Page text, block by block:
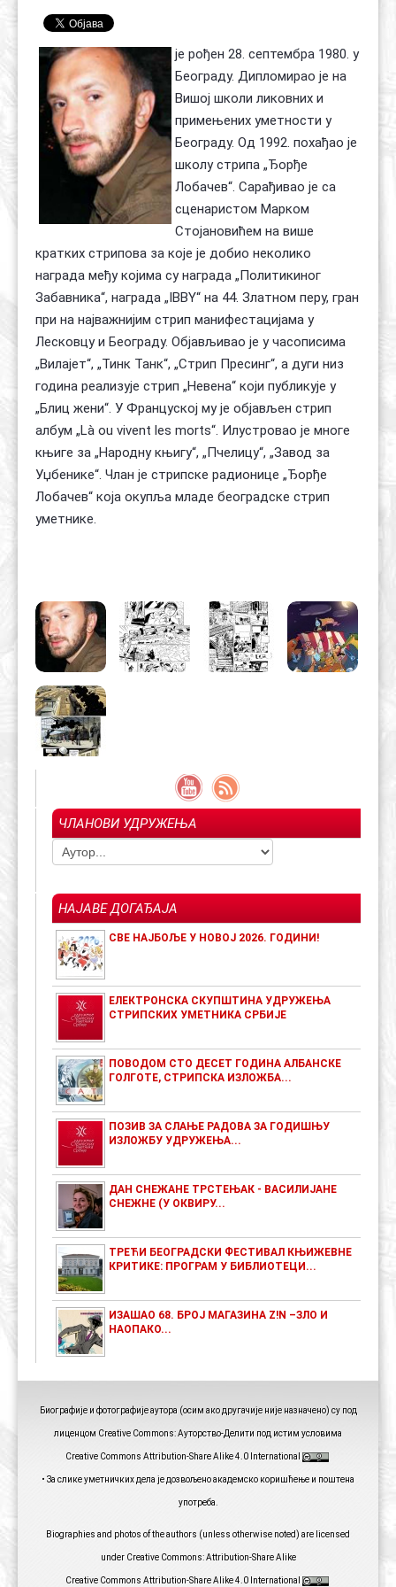
је рођен 28. септембра 1980. у
Београду. Дипломирао је на
Вишој школи ликовних и
примењених уметности у
Београду. Од 1992. похађао је
школу стрипа „Ђорђе
Лобачев“. Сарађивао је са
сценаристом Марком
Стојановићем на више
кратких стрипова за које је добио неколико
награда међу којима су награда „Политикиног
Забавника“, награда „IBBY“ на 44. Златном перу, гран
при на најважнијим стрип манифестацијама у
Лесковцу и Београду. Објављивао је у часописима
„Вилајет“, „Тинк Танк“, „Стрип Пресинг“, а дуги низ
година реализује стрип „Невена“ који публикује у
„Блиц жени“. У Француској му је објављен стрип
албум „Là ou vivent les morts“. Илустровао је многе
књиге за „Народну књигу“, „Пчелицу“, „Завод за
Уџбенике“. Члан је стрипске радионице „Ђорђе
Лобачев“ која окупља младе београдске стрип
уметнике.
ЧЛАНОВИ УДРУЖЕЊА
НАЈАВЕ ДОГАЂАЈА
СВЕ НАЈБОЉЕ У НОВОЈ 2026. ГОДИНИ!
ЕЛЕКТРОНСКА СКУПШТИНА УДРУЖЕЊА
СТРИПСКИХ УМЕТНИКА СРБИЈЕ
ПОВОДОМ СТО ДЕСЕТ ГОДИНА АЛБАНСКЕ
ГОЛГОТЕ, СТРИПСКА ИЗЛОЖБА...
ПОЗИВ ЗА СЛАЊЕ РАДОВА ЗА ГОДИШЊУ
ИЗЛОЖБУ УДРУЖЕЊА...
ДАН СНЕЖАНЕ ТРСТЕЊАК - ВАСИЛИЈАНЕ
СНЕЖНЕ (У ОКВИРУ...
ТРЕЋИ БЕОГРАДСКИ ФЕСТИВАЛ КЊИЖЕВНЕ
КРИТИКЕ: ПРОГРАМ У БИБЛИОТЕЦИ...
ИЗАШАО 68. БРОЈ МАГАЗИНА Z!N –ЗЛО И
НАОПАКО...
Биографије и фотографије аутора (осим ако другачије није назначено) су под
лиценцом Creative Commons: Ауторство-Делити под истим условима
Creative Commons Attribution-Share Alike 4.0 International
• За слике уметничких дела је дозвољено академско коришћење и поштена
употреба.
Biographies and photos of the authors (unless otherwise noted) are licensed
under Creative Commons: Attribution-Share Alike
Creative Commons Attribution-Share Alike 4.0 International
Органи
Хол славе
Контакт